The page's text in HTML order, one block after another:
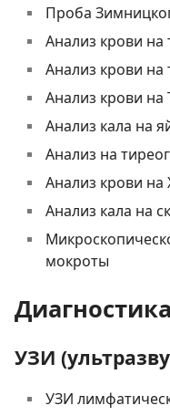
Проба
Анализ крови на
Анализ крови на
Анализ крови на
Анализ кала на
Анализ на
Анализ крови на
Анализ кала на
мокроты
Диагностика
УЗИ
УЗИ